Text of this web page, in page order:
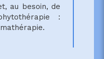
au besoin, de
: